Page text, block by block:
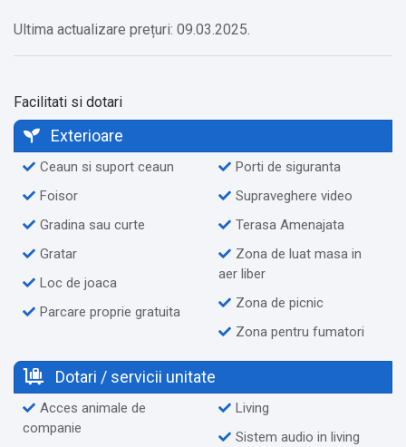
✔️ Animale de companie de talie mică
✔️ Etaje superioare accesibile doar pe scări
Alte servicii oferite contra cost:
✔️ Pescuit (Cost suplimentar) În afara locației
✔️ Pat suplimentar disponibil la cerere (Cost suplimentar)
✔️ Animale de companie de talie mare (Cost suplimentar)
Ultima actualizare prețuri: 09.03.2025.
Facilitati si dotari
Exterioare
Ceaun si suport ceaun
Foisor
Gradina sau curte
Gratar
Loc de joaca
Parcare proprie gratuita
Porti de siguranta
Supraveghere video
Terasa Amenajata
Zona de luat masa in
aer liber
Zona de picnic
Zona pentru fumatori
Dotari / servicii unitate
Acces animale de
companie
Living
Sistem audio in living